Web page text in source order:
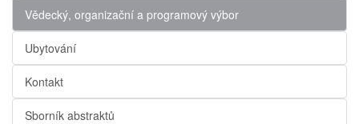
Vědecký, organizační a programový výbor
Ubytování
Kontakt
Sborník abstraktů